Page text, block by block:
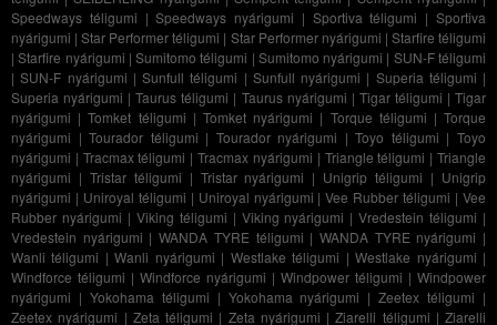
Speedways téligumi |Speedways nyárigumi | Sportiva téligumi |Sportiva
nyárigumi |Star Performer téligumi | Star Performer nyárigumi | Starfire téligumi
|Starfire nyárigumi |Sumitomo téligumi | Sumitomo nyárigumi | SUN-F téligumi
|SUN-F nyárigumi | Sunfull téligumi | Sunfull nyárigumi | Superia téligumi |
Superia nyárigumi |Taurus téligumi | Taurus nyárigumi | Tigar téligumi |Tigar
nyárigumi |Tomket téligumi | Tomket nyárigumi | Torque téligumi |Torque
nyárigumi |Tourador téligumi | Tourador nyárigumi |Toyo téligumi |Toyo
nyárigumi | Tracmax téligumi |Tracmax nyárigumi | Triangle téligumi |Triangle
nyárigumi | Tristar téligumi | Tristar nyárigumi | Unigrip téligumi | Unigrip
nyárigumi | Uniroyal téligumi | Uniroyal nyárigumi |Vee Rubber téligumi |Vee
Rubber nyárigumi | Viking téligumi | Viking nyárigumi |Vredestein téligumi |
Vredestein nyárigumi |WANDA TYRE téligumi | WANDA TYRE nyárigumi |
Wanli téligumi |Wanli nyárigumi | Westlake téligumi |Westlake nyárigumi |
Windforce téligumi | Windforce nyárigumi | Windpower téligumi | Windpower
nyárigumi | Yokohama téligumi | Yokohama nyárigumi |Zeetex téligumi |
Zeetex nyárigumi | Zeta téligumi | Zeta nyárigumi |Ziarelli téligumi | Ziarelli